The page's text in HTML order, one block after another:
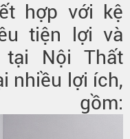
hợp với kệ
tiện lợi và
Nội Thất
nhiều lợi ích,